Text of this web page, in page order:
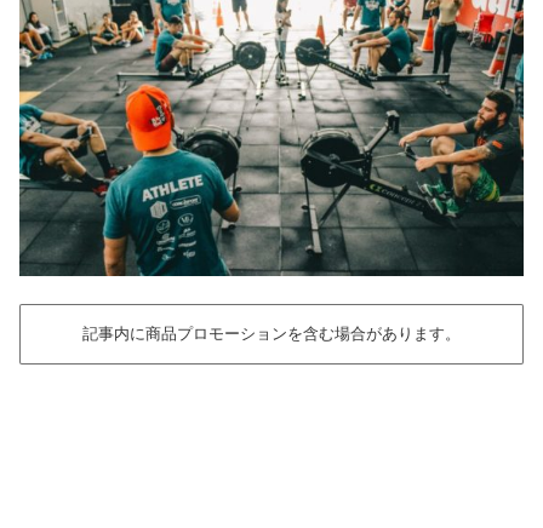
記事内に商品プロモーションを含む場合があります。